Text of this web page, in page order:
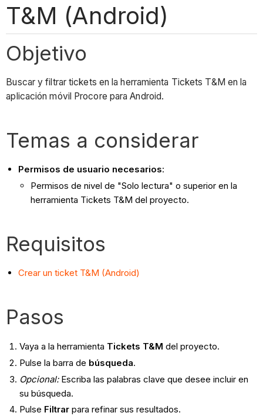
T&M (Android)
Objetivo
Buscar y filtrar tickets en la herramienta Tickets T&M en la
aplicación móvil Procore para Android.
Temas a considerar
Permisos de usuario necesarios:
Permisos de nivel de "Solo lectura" o superior en la
herramienta Tickets T&M del proyecto.
Requisitos
Crear un ticket T&M (Android)
Pasos
Vaya a la herramienta Tickets T&M del proyecto.
Pulse la barra de búsqueda.
Opcional: Escriba las palabras clave que desee incluir en
su búsqueda.
Pulse Filtrar para refinar sus resultados.